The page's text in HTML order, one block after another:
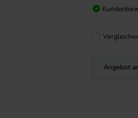
Angebot